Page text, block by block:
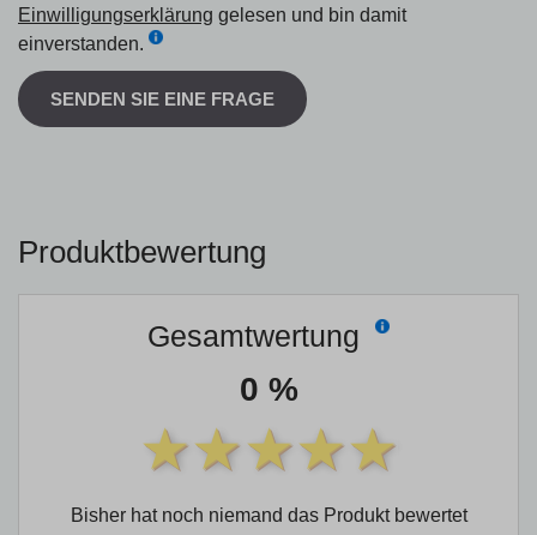
Einwilligungserklärung gelesen und bin damit
einverstanden.
SENDEN SIE EINE FRAGE
Produktbewertung
Gesamtwertung
0 %
Bisher hat noch niemand das Produkt bewertet